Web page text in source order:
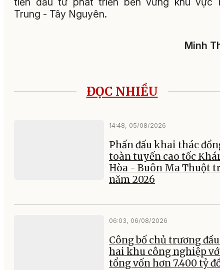
Trung - Tây Nguyên.
Minh
ĐỌC NHIỀU
14:48, 05/08/2026
Phấn đấu khai thác
toàn tuyến cao tốc
Hòa - Buôn Ma Thuột
năm 2026
06:03, 06/08/2026
Công bố chủ trương đầu
hai khu công nghiệp với
tổng vốn hơn 7.400 tỷ